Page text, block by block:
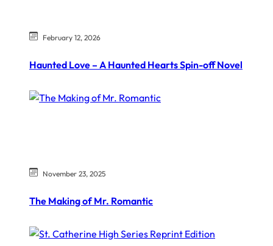
February 12, 2026
Haunted Love – A Haunted Hearts Spin-off Novel
November 23, 2025
The Making of Mr. Romantic